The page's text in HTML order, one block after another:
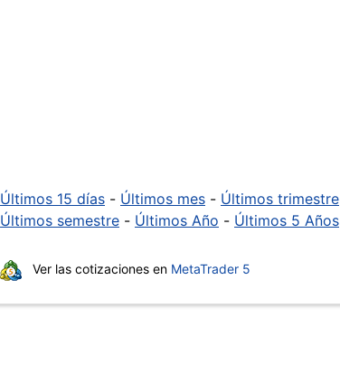
Últimos 15 días - Últimos mes - Últimos trimestre
Últimos semestre - Últimos Año - Últimos 5 Años
Ver las cotizaciones en MetaTrader 5